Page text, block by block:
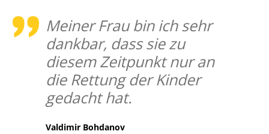
Meiner Frau bin ich sehr
dankbar, dass sie zu
diesem Zeitpunkt nur an
die Rettung der Kinder
gedacht hat.
Valdimir Bohdanov